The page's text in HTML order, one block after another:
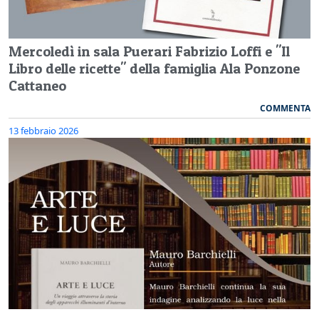
Mercoledì in sala Puerari Fabrizio Loffi e "Il
Libro delle ricette" della famiglia Ala Ponzone
Cattaneo
COMMENTA
13 febbraio 2026